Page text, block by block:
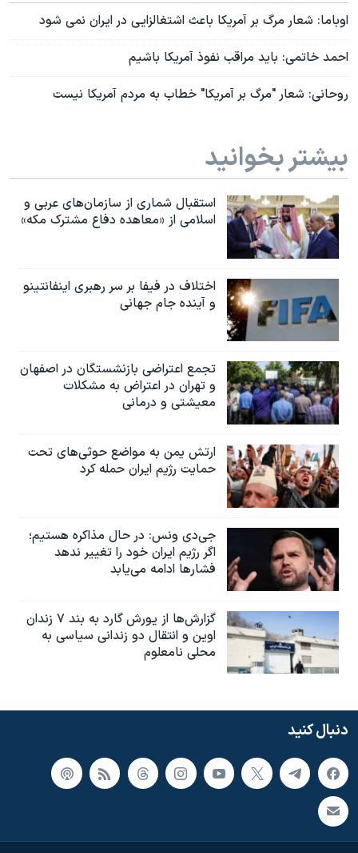
اوباما: شعار مرگ بر آمریکا باعث اشتغالزایی در ایران نمی شود
احمد خاتمی: باید مراقب نفوذ آمریکا باشیم
روحانی: شعار "مرگ بر آمریکا" خطاب به مردم آمریکا نیست
بیشتر بخوانید
استقبال شماری از سازمان‌های عربی و
اسلامی از «معاهده دفاع مشترک مکه»
اختلاف در فیفا بر سر رهبری اینفانتینو
و آینده جام جهانی
تجمع اعتراضی بازنشستگان در اصفهان
و تهران در اعتراض به مشکلات
معیشتی و درمانی
ارتش یمن به مواضع حوثی‌های تحت
حمایت رژیم ایران حمله کرد
جی‌دی ونس: در حال مذاکره هستیم؛
اگر رژیم ایران خود را تغییر ندهد
فشارها ادامه می‌یابد
گزارش‌ها از یورش گارد به بند ۷ زندان
اوین و انتقال دو زندانی سیاسی به
محلی نامعلوم
دنبال کنید